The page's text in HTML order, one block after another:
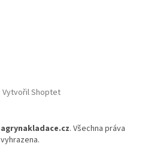
Vytvořil Shoptet
. Všechna práva
vyhrazena.